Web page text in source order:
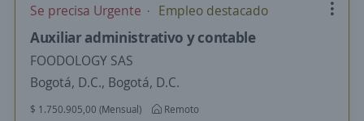
Se precisa Urgente Empleo destacado
Auxiliar administrativo y contable
FOODOLOGY SAS
Bogotá, D.C., Bogotá, D.C.
$ 1.750.905,00 (Mensual)
Remoto